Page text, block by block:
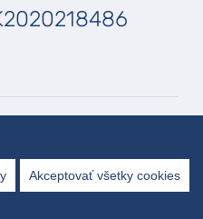
Akceptovať všetky cookies